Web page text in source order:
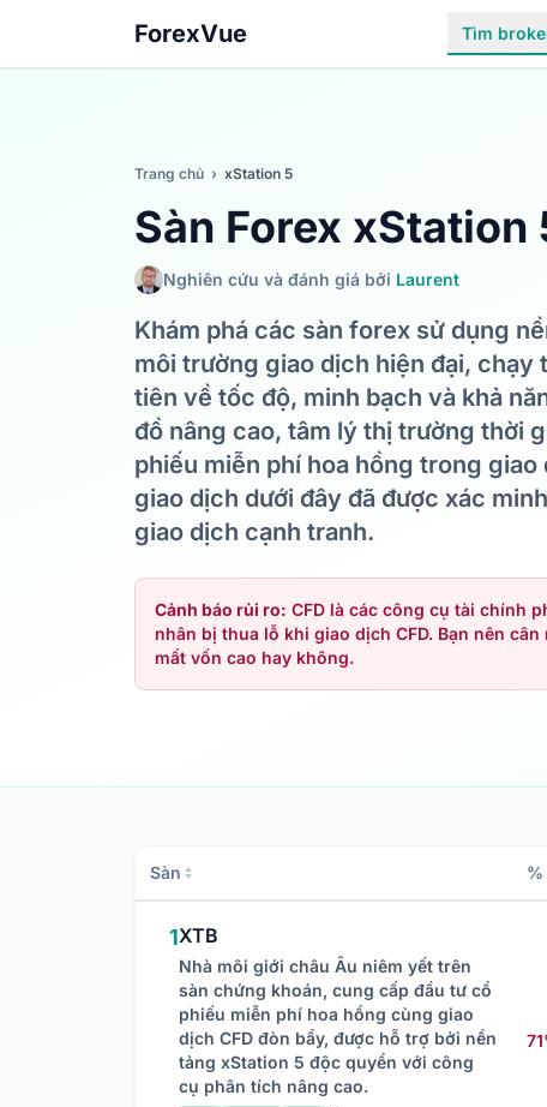
ForexVue Tìm
Trang chủ › xStation 5
Sàn Forex xStation
Nghiên cứu và đánh giá bởi Laurent
Khám phá các sàn forex sử dụng
môi trường giao dịch hiện đại,
tiên về tốc độ, minh bạch và khả
đồ nâng cao, tâm lý thị trường thời
phiếu miễn phí hoa hồng trong
giao dịch dưới đây đã được xác
giao dịch cạnh tranh.
Cảnh báo rủi ro: CFD là các công cụ tài chính
nhân bị thua lỗ khi giao dịch CFD. Bạn nên
mất vốn cao hay không.
Sàn %
1XTB
Nhà môi giới châu Âu niêm yết trên
sàn chứng khoán, cung cấp đầu tư cổ
phiếu miễn phí hoa hồng cùng giao
dịch CFD đòn bẩy, được hỗ trợ bởi nền
tảng xStation 5 độc quyền với công
cụ phân tích nâng cao.